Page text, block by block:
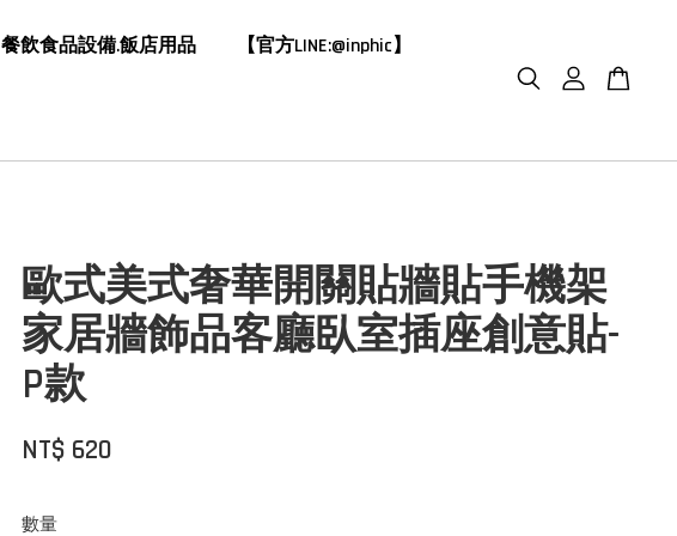
餐飲食品設備.飯店用品 【官方LINE:@inphic】
歐式美式奢華開關貼牆貼手機架
家居牆飾品客廳臥室插座創意貼-
P款
NT$ 620
數量